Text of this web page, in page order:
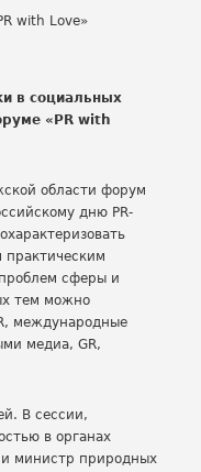
в социальных
«PR with
области форум
дню PR-
сферы и
тем можно
международные
медиа, GR,
В сессии,
в органах
министр природных